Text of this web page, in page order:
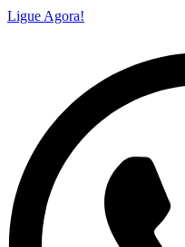
Ligue Agora!